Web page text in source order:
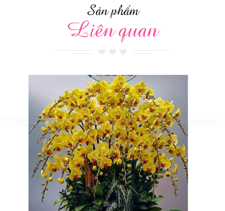
Sản phẩm
Liên quan